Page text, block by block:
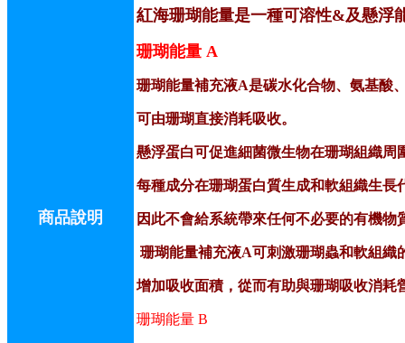
商品說明
紅海珊瑚能量是一種可溶性&及懸浮
珊瑚能量 A
珊瑚能量補充液A是碳水化合物、氨基酸
可由珊瑚直接消耗吸收。
懸浮蛋白可促進細菌微生物在珊瑚組織
每種成分在珊瑚蛋白質生成和軟組織生長
因此不會給系統帶來任何不必要的有機物
珊瑚能量補充液A可刺激珊瑚蟲和軟組織
增加吸收面積，從而有助與珊瑚吸收消耗
珊瑚能量 B